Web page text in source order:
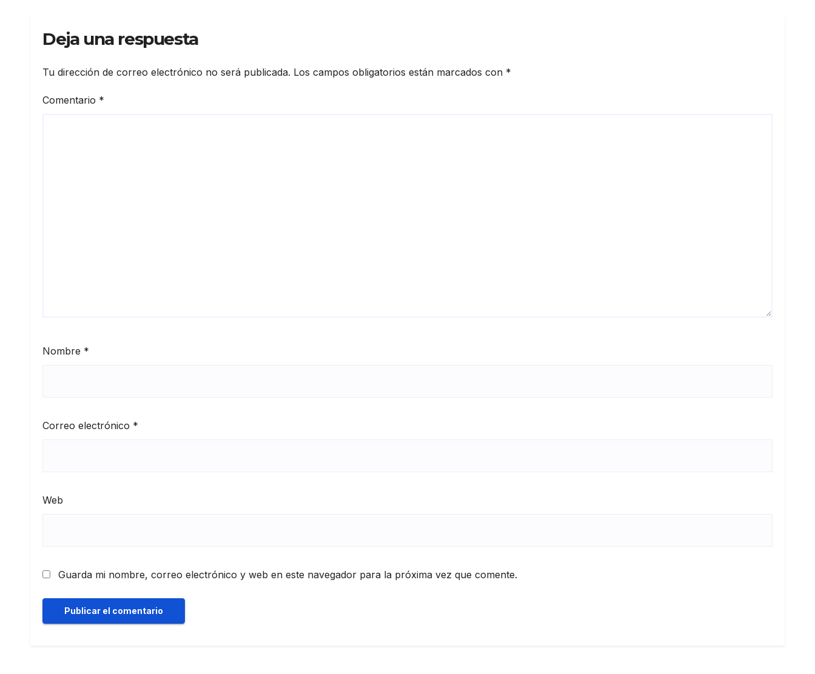
Deja una respuesta
Tu dirección de correo electrónico no será publicada. Los campos obligatorios están marcados con *
Comentario *
Nombre *
Correo electrónico *
Web
Guarda mi nombre, correo electrónico y web en este navegador para la próxima vez que comente.